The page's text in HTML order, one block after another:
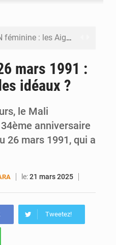
CAN féminine : les Aigles Dames se relancent
Hivernage : l’anticipation des crues à l’épreuve
Emploi des jeunes au Mali : des compétences encore difficiles à valoriser
mars 1991 :
idéaux ?
le Mali
anniversaire
26 mars 1991, qui a
le:21 mars 2025
Tweetez!